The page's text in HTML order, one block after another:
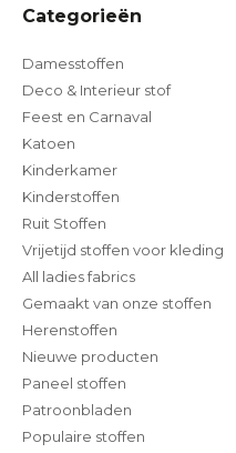
Categorieën
Damesstoffen
Deco & Interieur stof
Feest en Carnaval
Katoen
Kinderkamer
Kinderstoffen
Ruit Stoffen
Vrijetijd stoffen voor kleding
All ladies fabrics
Gemaakt van onze stoffen
Herenstoffen
Nieuwe producten
Paneel stoffen
Patroonbladen
Populaire stoffen